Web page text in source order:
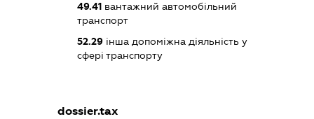
49.41 вантажний автомобільний
транспорт
52.29 інша допоміжна діяльність у
сфері транспорту
dossier.tax